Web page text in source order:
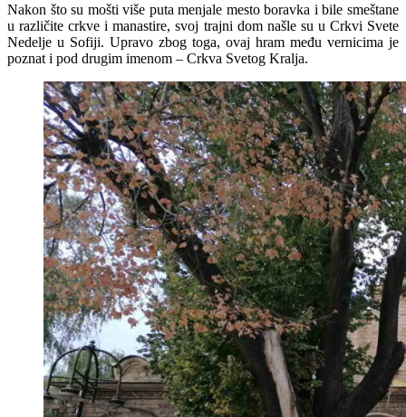
Nakon što su mošti više puta menjale mesto boravka i bile smeštane
u različite crkve i manastire, svoj trajni dom našle su u Crkvi Svete
Nedelje u Sofiji. Upravo zbog toga, ovaj hram među vernicima je
poznat i pod drugim imenom – Crkva Svetog Kralja.